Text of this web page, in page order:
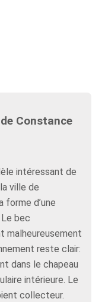
Constance
intéressant de
ville de
forme d’une
bec
malheureusement
reste clair:
dans le chapeau
intérieure. Le
collecteur.